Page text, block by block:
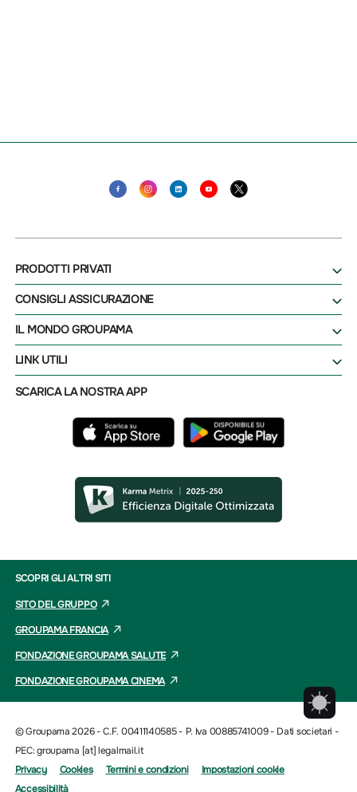
PRODOTTI PRIVATI
CONSIGLI ASSICURAZIONE
IL MONDO GROUPAMA
LINK UTILI
SCARICA LA NOSTRA APP
SCOPRI GLI ALTRI SITI
SITO DEL GRUPPO
GROUPAMA FRANCIA
FONDAZIONE GROUPAMA SALUTE
FONDAZIONE GROUPAMA CINEMA
© Groupama 2026 - C.F. 00411140585 - P. Iva 00885741009 - Dati societari -
PEC: groupama [at] legalmail.it
Privacy
Cookies Termini e condizioni
Impostazioni cookie
Accessibilità